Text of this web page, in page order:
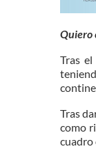
Quiero
Tras
Tras
como
cuadro